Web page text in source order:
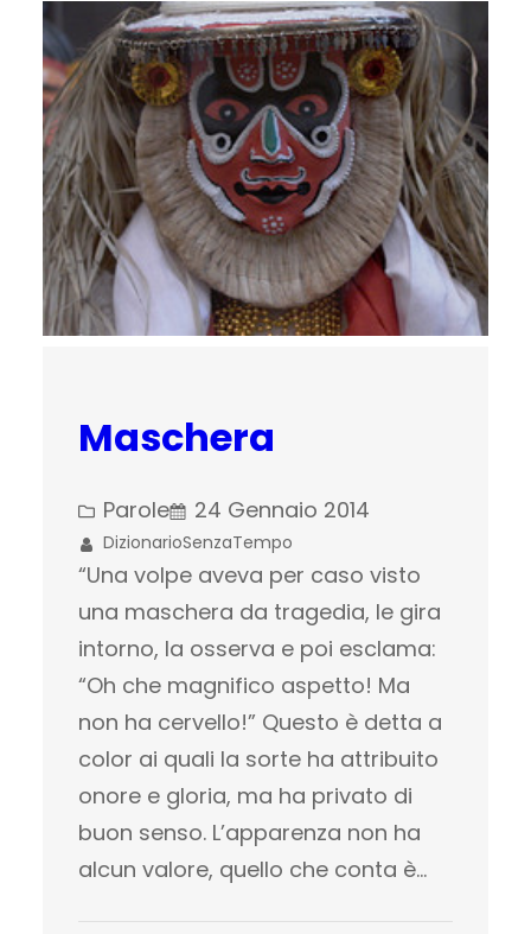
Maschera
Parole 24 Gennaio 2014
DizionarioSenzaTempo
“Una volpe aveva per caso visto
una maschera da tragedia, le gira
intorno, la osserva e poi esclama:
“Oh che magnifico aspetto! Ma
non ha cervello!” Questo è detta a
color ai quali la sorte ha attribuito
onore e gloria, ma ha privato di
buon senso. L’apparenza non ha
alcun valore, quello che conta è…